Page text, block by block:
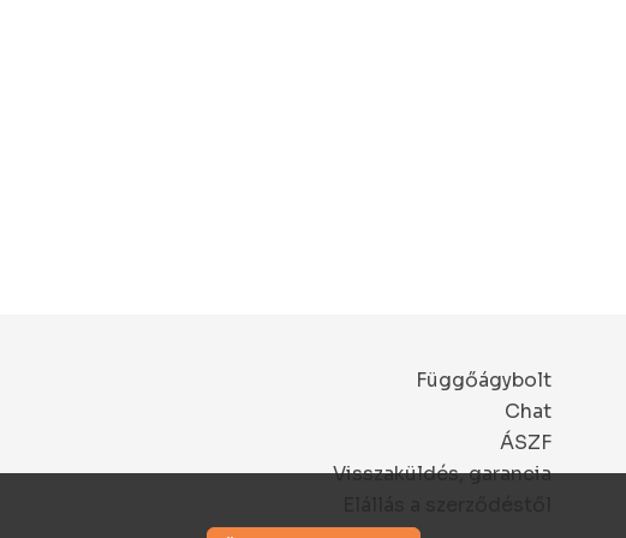
Függőágybolt
Chat
ÁSZF
Visszaküldés, garancia